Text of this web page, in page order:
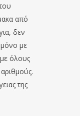
από
δεν
με
όλους
της